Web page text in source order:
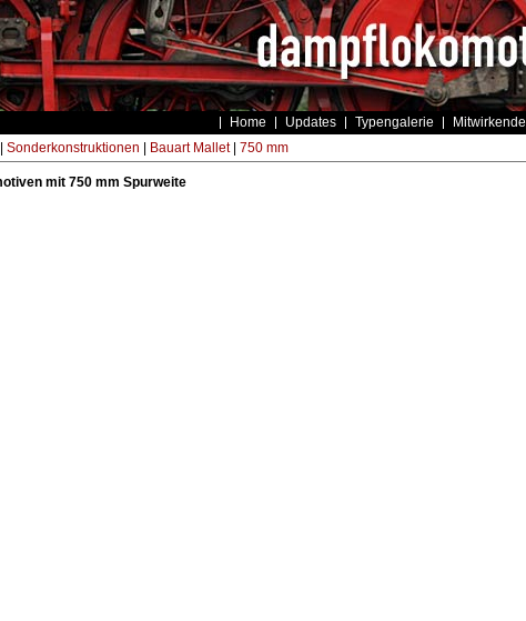
Home Updates Typengalerie Mitwirkende
Sonderkonstruktionen Bauart Mallet| 750 mm
mit 750 mm Spurweite